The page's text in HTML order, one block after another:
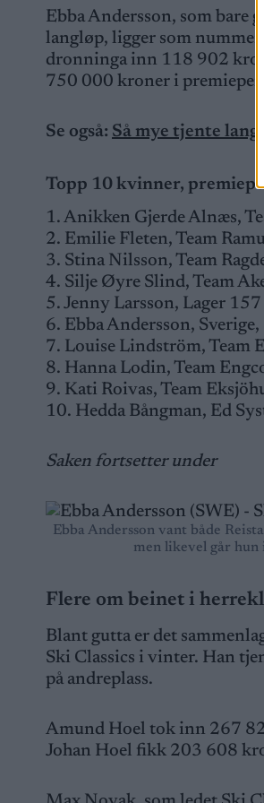
Ebba Andersson, som bare
langløp, ligger som nummer
dronninga inn 118 902
750 000 kroner i
Se også: Så mye tjente
Topp 10 kvinner,
1. Anikken Gjerde Alnæs,
2. Emilie Fleten, Team
3. Stina Nilsson, Team
4. Silje Øyre Slind, Team
5. Jenny Larsson, Lager
6. Ebba Andersson,
7. Louise Lindström, Team
8. Hanna Lodin, Team
9. Kati Roivas, Team
10. Hedda Bångman, Ed
Saken fortsetter under
Ebba Andersson vant både
men likevel går hun
Flere om beinet i
Blant gutta er det
Ski Classics i vinter. Han
på andreplass.
Amund Hoel tok inn 267
Johan Hoel fikk 203 608